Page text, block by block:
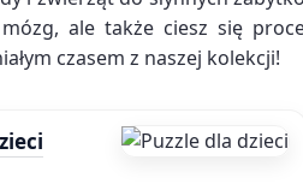
ale także ciesz się
czasem z naszej kolekcji!